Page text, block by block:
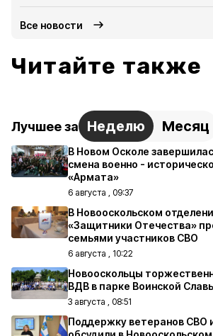
Все новости
Читайте также
Лучшее за Неделю Месяц
В Новом Осколе
смена военно -
«Армата»
6 августа , 09:37
В Новооскольском
«Защитники Отечества»
семьями участников СВО
6 августа , 10:22
Новооскольцы
ВДВ в парке Воинской
3 августа , 08:51
Поддержку ветеранов СВО